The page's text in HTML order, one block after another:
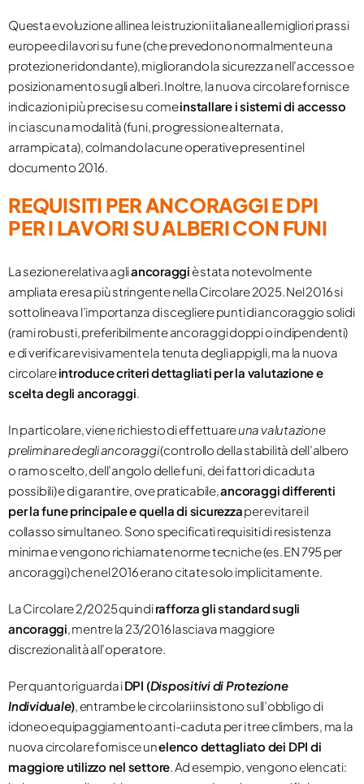
Questa evoluzione allinea le istruzioni italiane alle migliori prassi
europee di lavori su fune (che prevedono normalmente una
protezione ridondante), migliorando la sicurezza nell’accesso e
posizionamento sugli alberi. Inoltre, la nuova circolare fornisce
indicazioni più precise su comeinstallare i sistemi di accesso
in ciascuna modalità (funi, progressione alternata,
arrampicata), colmando lacune operative presenti nel
documento 2016.
REQUISITI PER ANCORAGGI E DPI
PER I LAVORI SU ALBERI CON FUNI
La sezione relativa agliancoraggi è stata notevolmente
ampliata e resa più stringente nella Circolare 2025. Nel 2016 si
sottolineava l’importanza di scegliere punti di ancoraggio solidi
(rami robusti, preferibilmente ancoraggi doppi o indipendenti)
e di verificare visivamente la tenuta degli appigli, ma la nuova
circolareintroduce criteri dettagliati per la valutazione e
scelta degli ancoraggi
In particolare, viene richiesto di effettuareuna valutazione
preliminare degli ancoraggi(controllo della stabilità dell’albero
o ramo scelto, dell’angolo delle funi, dei fattori di caduta
possibili) e di garantire, ove praticabile,ancoraggi differenti
per la fune principale e quella di sicurezzaper evitare il
collasso simultaneo. Sono specificati requisiti di resistenza
minima e vengono richiamate norme tecniche (es. EN 795 per
ancoraggi) che nel 2016 erano citate solo implicitamente.
La Circolare 2/2025 quindirafforza gli standard sugli
ancoraggi , mentre la 23/2016 lasciava maggiore
discrezionalità all’operatore.
Per quanto riguarda iDPI (Dispositivi di Protezione
Individuale) , entrambe le circolari insistono sull’obbligo di
idoneo equipaggiamento anti-caduta per i tree climbers, ma la
nuova circolare fornisce unelenco dettagliato dei DPI di
maggiore utilizzo nel settore ​. Ad esempio, vengono elencati: